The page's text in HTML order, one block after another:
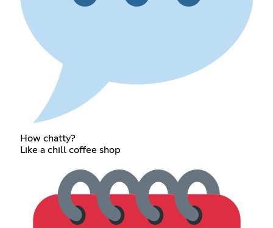
How chatty?
Like a chill coffee shop